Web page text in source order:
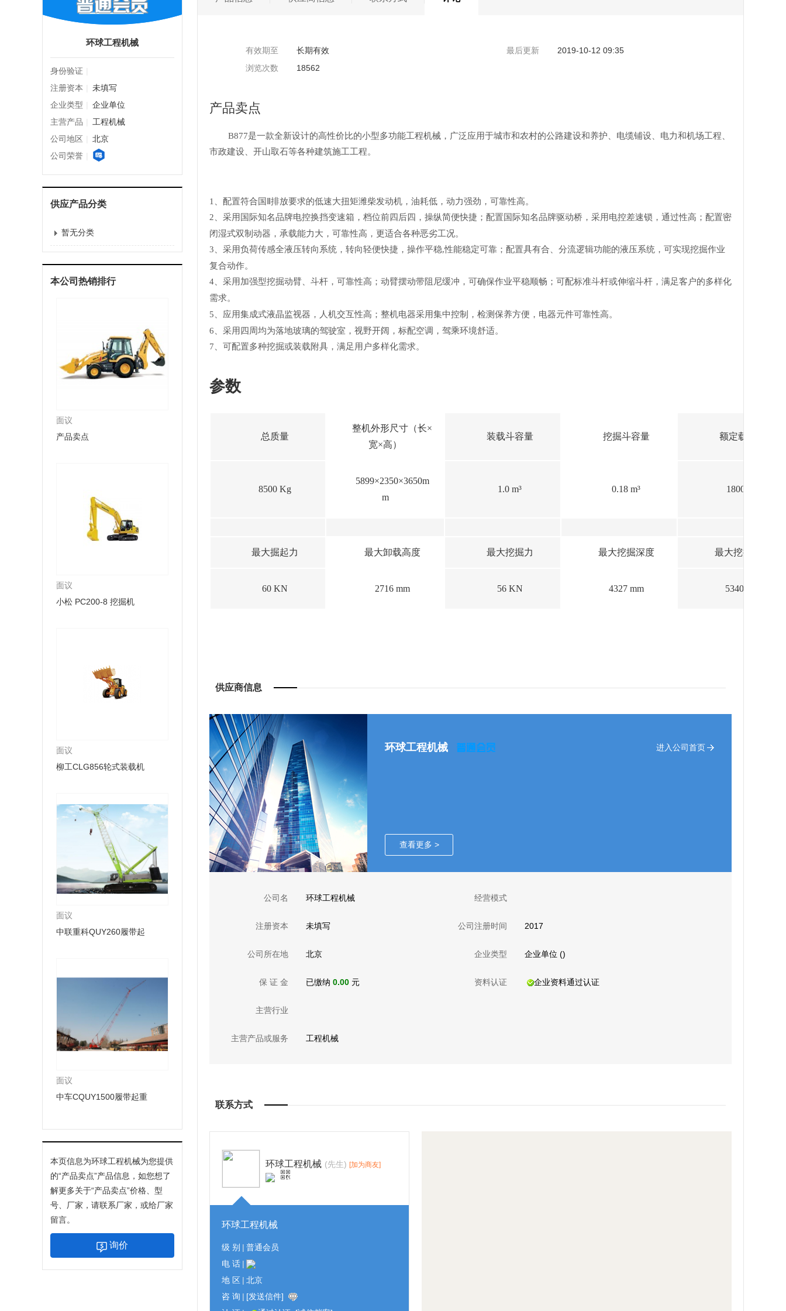
环球工程机械
身份验证
注册资本
未填写
企业类型
企业单位
主营产品
工程机械
公司地区
北京
公司荣誉
供应产品分类
暂无分类
本公司热销排行
面议
产品卖点
面议
小松 PC200-8 挖掘机
面议
柳工CLG856轮式装载机
面议
中联重科QUY260履带起
面议
中车CQUY1500履带起重
本页信息为环球工程机械为您提供
的“产品卖点”产品信息，如您想了
解更多关于“产品卖点”价格、型
号、厂家，请联系厂家，或给厂家
留言。
询价
有效期至 长期有效 最后更新
2019-10-12 09:35
浏览次数
18562
产品卖点
B877是一款全新设计的高性价比的小型多功能工程机械，广泛应用于城市和农村的公路建设和养护、电缆铺设、电力和机场工程、
市政建设、开山取石等各种建筑施工工程。
1、配置符合国Ⅱ排放要求的低速大扭矩潍柴发动机，油耗低，动力强劲，可靠性高。
2、采用国际知名品牌电控换挡变速箱，档位前四后四，操纵简便快捷；配置国际知名品牌驱动桥，采用电控差速锁，通过性高；配置密
闭湿式双制动器，承载能力大，可靠性高，更适合各种恶劣工况。
3、采用负荷传感全液压转向系统，转向轻便快捷，操作平稳,性能稳定可靠；配置具有合、分流逻辑功能的液压系统，可实现挖掘作业
复合动作。
4、采用加强型挖掘动臂、斗杆，可靠性高；动臂摆动带阻尼缓冲，可确保作业平稳顺畅；可配标准斗杆或伸缩斗杆，满足客户的多样化
需求。
5、应用集成式液晶监视器，人机交互性高；整机电器采用集中控制，检测保养方便，电器元件可靠性高。
6、采用四周均为落地玻璃的驾驶室，视野开阔，标配空调，驾乘环境舒适。
7、可配置多种挖掘或装载附具，满足用户多样化需求。
参数
总质量
整机外形尺寸（长×
宽×高）
装载斗容量 挖掘斗容量 额定载重量
8500 Kg
5899×2350×3650m
m
1.0 m³ 0.18 m³ 1800 Kg
最大掘起力 最大卸载高度 最大挖掘力 最大挖掘深度 最大挖掘半径
60 KN 2716 mm 56 KN 4327 mm 5340 mm
供应商信息
环球工程机械 进入公司首页
查看更多 >
公司名 环球工程机械 经营模式
注册资本 未填写 公司注册时间 2017
公司所在地 北京 企业类型 企业单位 ()
保 证 金 已缴纳 0.00 元 资料认证 企业资料通过认证
主营行业
主营产品或服务 工程机械
联系方式
环球工程机械 (先生) [加为商友]
环球工程机械
级 别 | 普通会员
电 话 |
地 区 | 北京
咨 询 | [发送信件]